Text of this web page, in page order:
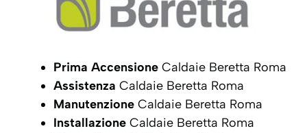
Prima Accensione Caldaie Beretta Roma
Assistenza Caldaie Beretta Roma
Manutenzione Caldaie Beretta Roma
Installazione Caldaie Beretta Roma